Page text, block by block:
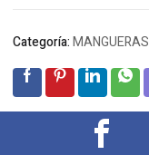
Categoría:MANGUERAS